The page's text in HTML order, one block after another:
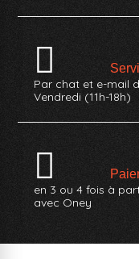
Par chat et e-mail
Vendredi (11h-18h)
en 3 ou 4 fois à
avec Oney